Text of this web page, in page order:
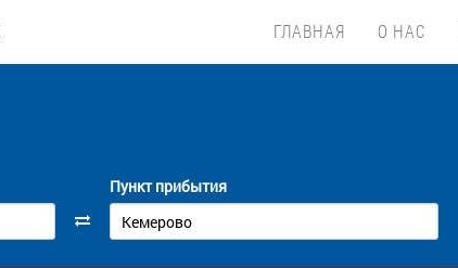
ГЛАВНАЯ О НАС
Пункт прибытия